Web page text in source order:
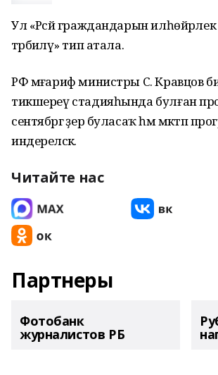
Ул «Рәсәй граждандарын
тәрбиәләү» тип атала.
РФ мәғариф министры С. Кравцов
тикшереү стадияһында булған
сентябргә әҙер буласаҡ һәм мәктәп
индереләсәк.
Читайте нас
Партнеры
Фотобанк
журналистов РБ